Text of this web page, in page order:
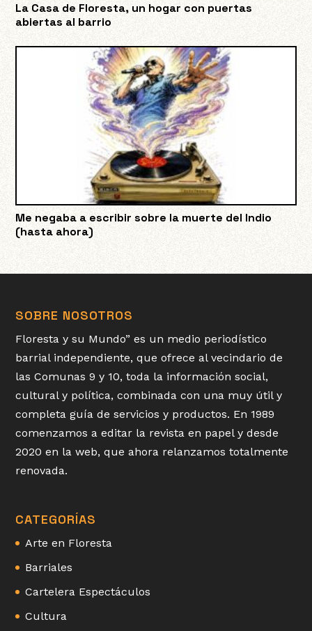
La Casa de Floresta, un hogar con puertas
abiertas al barrio
Me negaba a escribir sobre la muerte del Indio
(hasta ahora)
SOBRE NOSOTROS
Floresta y su Mundo” es un medio periodístico
barrial independiente, que ofrece al vecindario de
las Comunas 9 y 10, toda la información social,
cultural y política, combinada con una muy útil y
completa guía de servicios y productos. En 1989
comenzamos a editar la revista en papel y desde
2020 en la web, que ahora relanzamos totalmente
renovada.
CATEGORÍAS
Arte en Floresta
Barriales
Cartelera Espectáculos
Cultura